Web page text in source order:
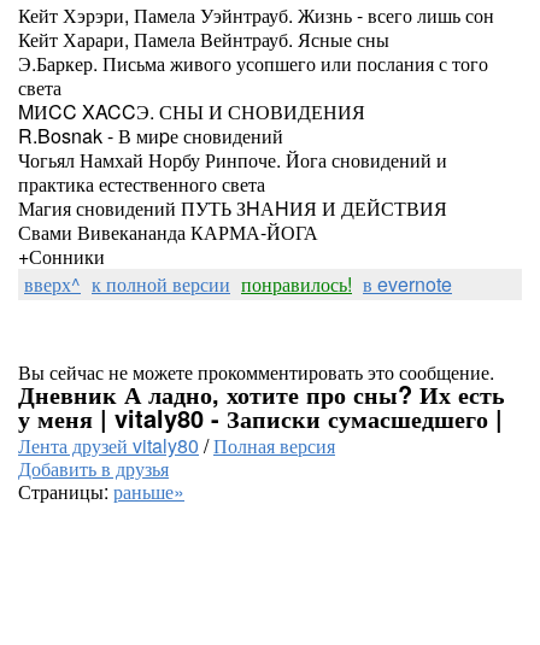
Кейт Хэрэри, Памела Уэйнтрауб. Жизнь - всего лишь сон
Кейт Харари, Памела Вейнтрауб. Ясные сны
Э.Баркер. Письма живого усопшего или послания с того
света
MИCC XACCЭ. СНЫ И СНОВИДЕНИЯ
R.Bosnak - В миpе сновидений
Чогьял Намхай Норбу Ринпоче. Йога сновидений и
практика естественного света
Магия сновидений ПУТЬ ЗHАHИЯ И ДЕЙСТВИЯ
Свами Вивекананда КАРМА-ЙОГА
+Сонники
вверх^ к полной версии понравилось! в evernote
Вы сейчас не можете прокомментировать это сообщение.
Дневник А ладно, хотите про сны? Их есть
у меня | vitaly80 - Записки сумасшедшего |
Лента друзей vitaly80 /Полная версия
Добавить в друзья
Страницы: раньше»